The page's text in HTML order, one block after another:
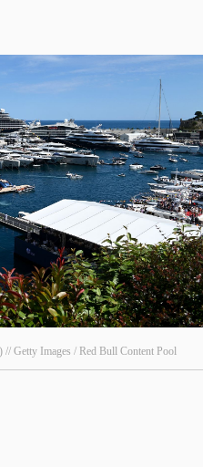
Getty Images / Red Bull Content Pool